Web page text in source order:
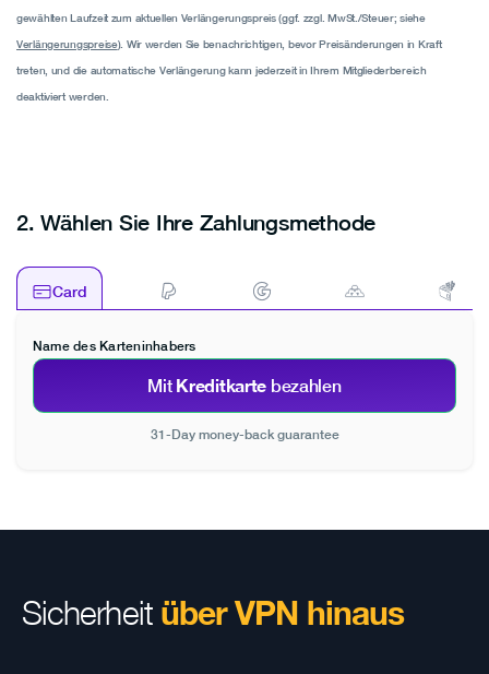
gewählten Laufzeit zum aktuellen Verlängerungspreis (ggf. zzgl. MwSt./Steuer; siehe
Verlängerungspreise). Wir werden Sie benachrichtigen, bevor Preisänderungen in Kraft
treten, und die automatische Verlängerung kann jederzeit in Ihrem Mitgliederbereich
deaktiviert werden.
2. Wählen Sie Ihre Zahlungsmethode
Card
Name des Karteninhabers
Mit Kreditkarte bezahlen
31-Day money-back guarantee
Lithuania
Romania
Slovenia
Sweden
United Kingdom
Sicherheit über VPN hinaus